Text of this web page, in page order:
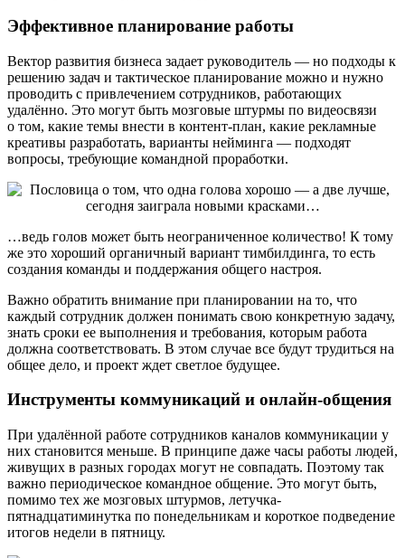
Эффективное планирование работы
Вектор развития бизнеса задает руководитель — но подходы к
решению задач и тактическое планирование можно и нужно
проводить с привлечением сотрудников, работающих
удалённо. Это могут быть мозговые штурмы по видеосвязи
о том, какие темы внести в контент-план, какие рекламные
креативы разработать, варианты нейминга — подходят
вопросы, требующие командной проработки.
…ведь голов может быть неограниченное количество! К тому
же это хороший органичный вариант тимбилдинга, то есть
создания команды и поддержания общего настроя.
Важно обратить внимание при планировании на то, что
каждый сотрудник должен понимать свою конкретную задачу,
знать сроки ее выполнения и требования, которым работа
должна соответствовать. В этом случае все будут трудиться на
общее дело, и проект ждет светлое будущее.
Инструменты коммуникаций и онлайн-общения
При удалённой работе сотрудников каналов коммуникации у
них становится меньше. В принципе даже часы работы людей,
живущих в разных городах могут не совпадать. Поэтому так
важно периодическое командное общение. Это могут быть,
помимо тех же мозговых штурмов, летучка-
пятнадцатиминутка по понедельникам и короткое подведение
итогов недели в пятницу.